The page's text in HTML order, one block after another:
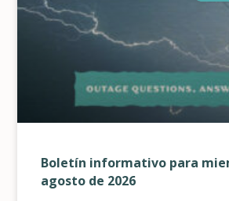
Boletín informativo para
agosto de 2026